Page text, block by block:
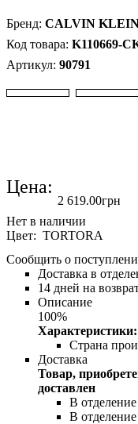
CALVIN
K110669-
90791
Цена:
2 619.00грн
Цвет: TORTORA
Сообщить о
Доставка в
14 дней на
Описание
100%
Характеристики:
Страна
Доставка
Товар,
доставлен
В
В